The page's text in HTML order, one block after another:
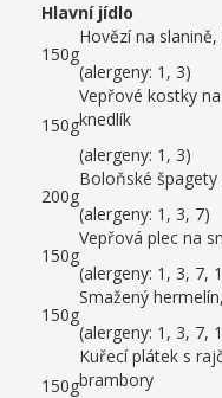
Hlavní jídlo
150g
Hovězí na
(alergeny: 1, 3)
150g
Vepřové kostky
knedlík
(alergeny: 1, 3)
200g
Boloňské špagety
(alergeny: 1, 3, 7)
150g
Vepřová plec na
(alergeny: 1, 3, 7,
150g
Smažený
(alergeny: 1, 3, 7,
150g
Kuřecí plátek s
brambory